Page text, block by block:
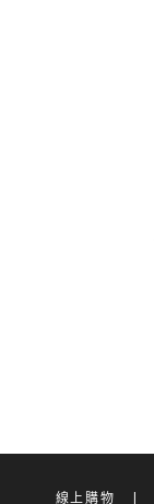
線上購物